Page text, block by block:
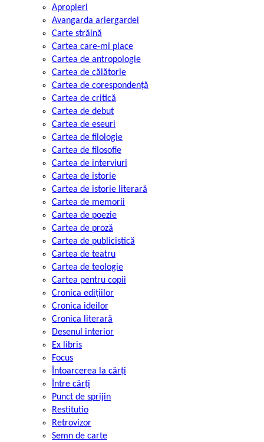
Apropieri
Avangarda ariergardei
Carte străină
Cartea care-mi place
Cartea de antropologie
Cartea de călătorie
Cartea de corespondență
Cartea de critică
Cartea de debut
Cartea de eseuri
Cartea de filologie
Cartea de filosofie
Cartea de interviuri
Cartea de istorie
Cartea de istorie literară
Cartea de memorii
Cartea de poezie
Cartea de proză
Cartea de publicistică
Cartea de teatru
Cartea de teologie
Cartea pentru copii
Cronica edițiilor
Cronica ideilor
Cronica literară
Desenul interior
Ex libris
Focus
Întoarcerea la cărți
Între cărți
Punct de sprijin
Restitutio
Retrovizor
Semn de carte